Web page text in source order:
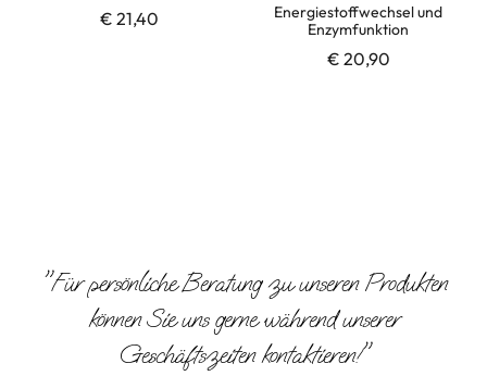
€ 21,40
Energiestoffwechsel und
Enzymfunktion
€ 20,90
"Für persönliche Beratung zu unseren Produkten
können Sie uns gerne während unserer
Geschäftszeiten kontaktieren!"